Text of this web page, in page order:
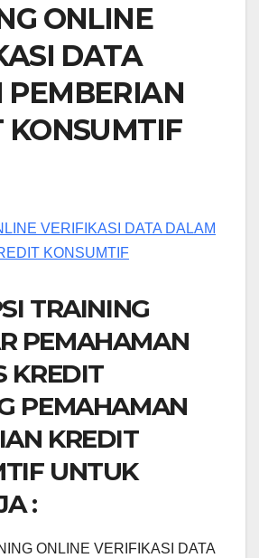
ONLINE
DATA
KONSUMTIF
TRAINING
PEMAHAMAN
KREDIT
PEMAHAMAN
KREDIT
UNTUK
:
ONLINE VERIFIKASI DATA